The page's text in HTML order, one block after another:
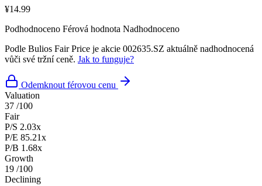
¥14.99
Podhodnoceno Férová hodnota Nadhodnoceno
Podle Bulios Fair Price je akcie 002635.SZ aktuálně nadhodnocená
vůči své tržní ceně. Jak to funguje?
Odemknout férovou cenu
Valuation
37 /100
Fair
P/S 2.03x
P/E 85.21x
P/B 1.68x
Growth
19 /100
Declining